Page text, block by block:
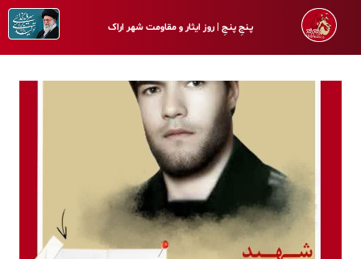
پـنجِ پنـجِ | روز ایثار و مقاومت شهر اراک